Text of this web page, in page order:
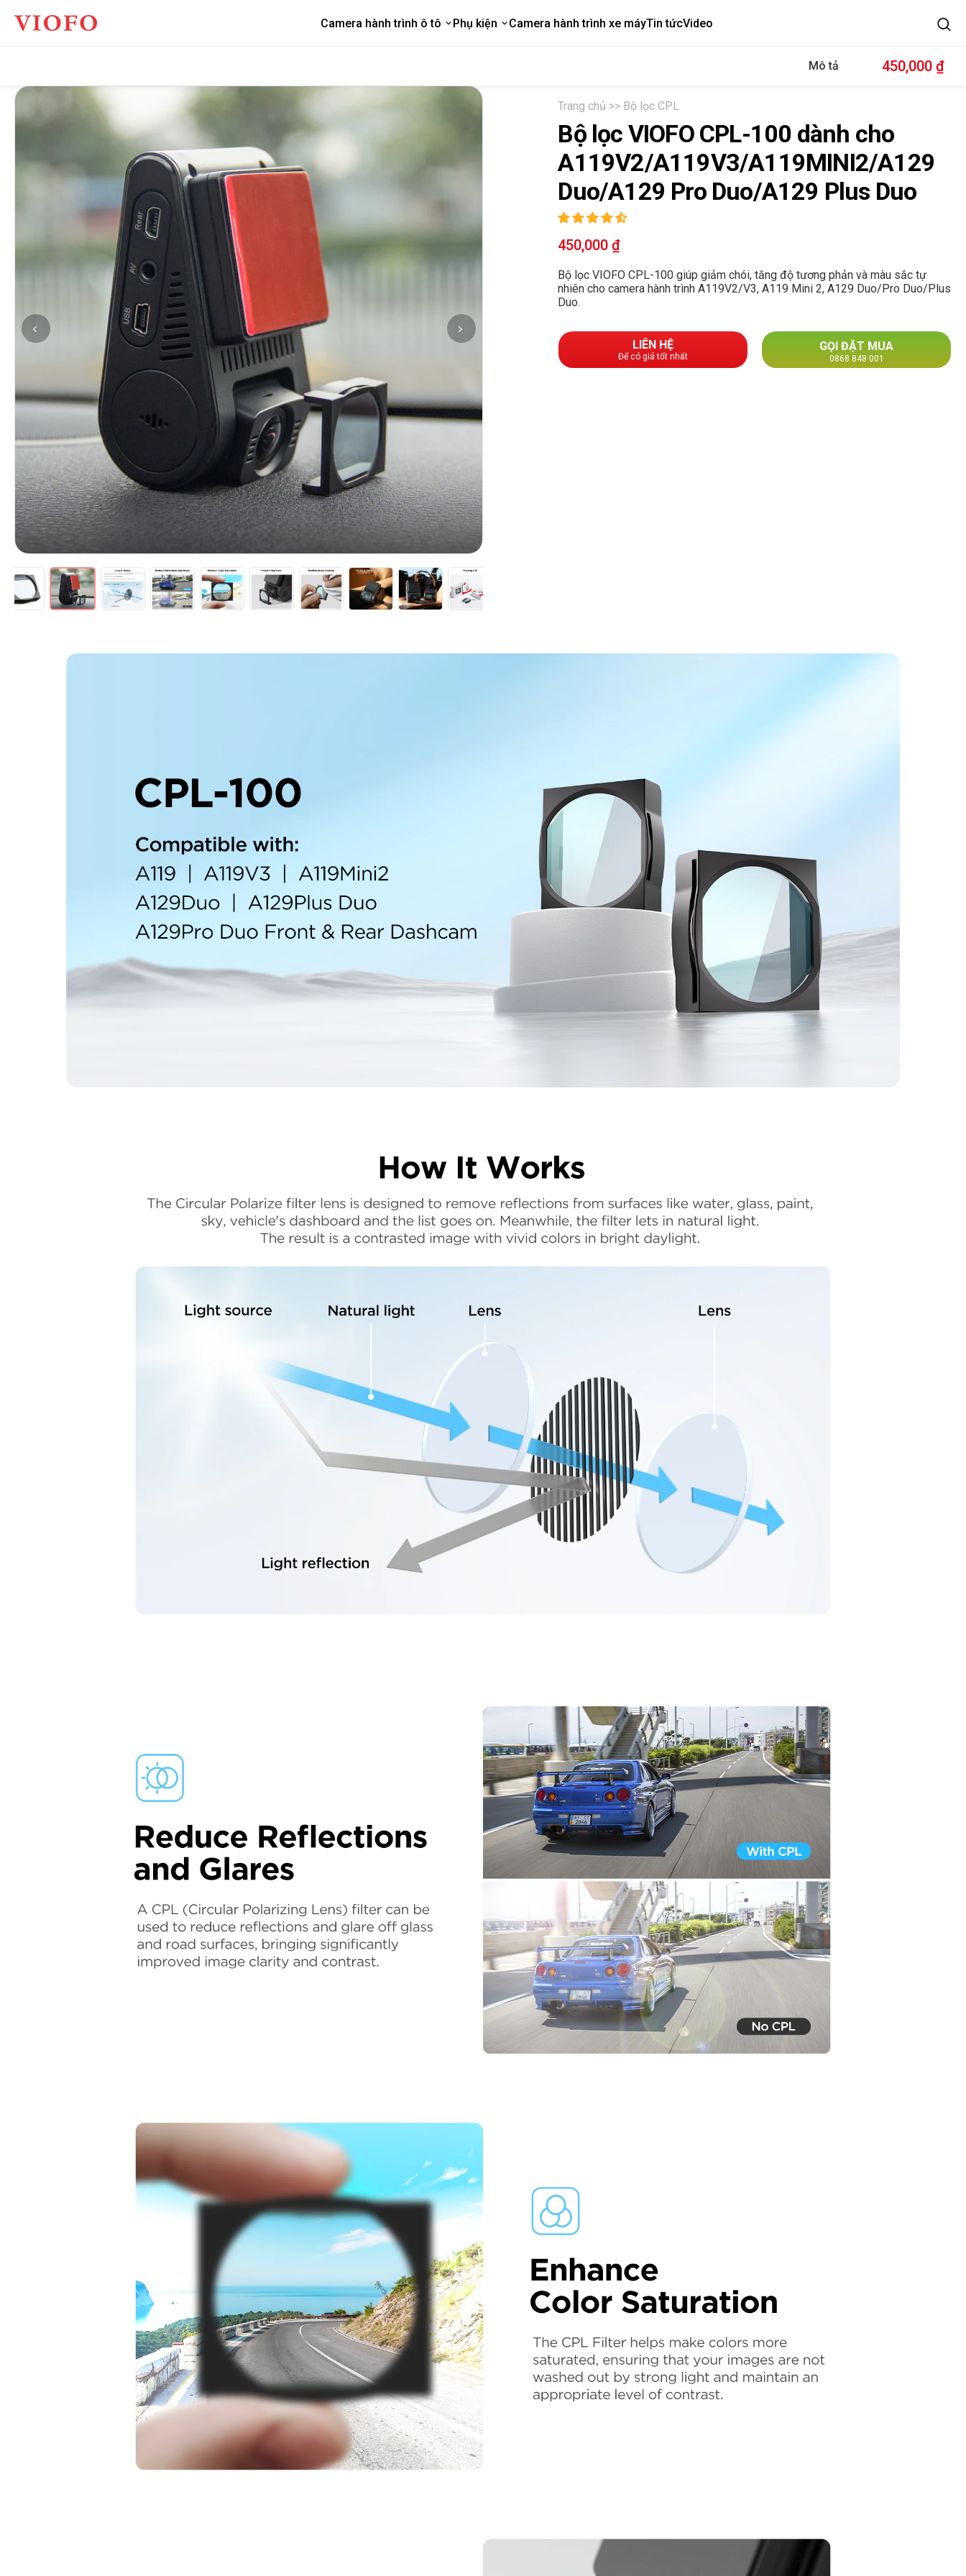
Viofo
Việt
Nam
Camera hành trình ô tô Phụ kiện Camera hành trình xe máyTin tứcVideo
Sale
450,000 ₫
Mô tả
Trang chủ Bộ lọc CPL
Bộ lọc VIOFO CPL-100 dành cho
A119V2/A119V3/A119MINI2/A129
Duo/A129 Pro Duo/A129 Plus Duo
Sale
price
450,000 ₫
Bộ lọc VIOFO CPL-100 giúp giảm chói, tăng độ tương phản và màu sắc tự
nhiên cho camera hành trình A119V2/V3, A119 Mini 2, A129 Duo/Pro Duo/Plus
Duo.
LIÊN HỆ
Để có giá tốt nhất
GỌI ĐẶT MUA
0868 848 001